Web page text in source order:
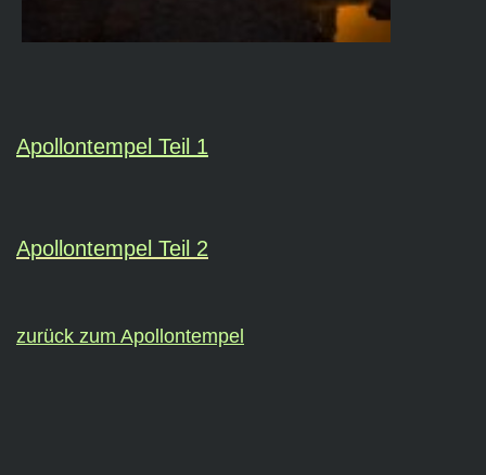
Apollontempel Teil 1
Apollontempel Teil 2
zurück zum Apollontempel